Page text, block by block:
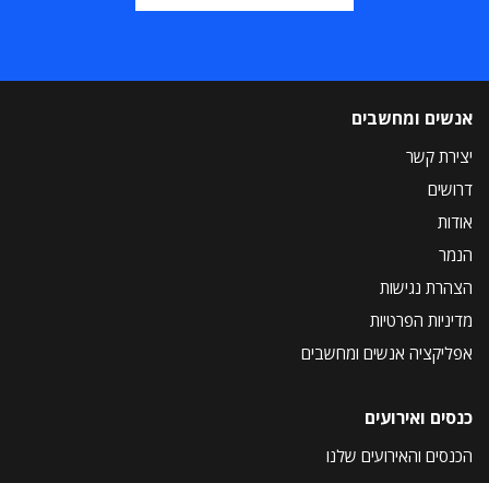
אנשים ומחשבים
יצירת קשר
דרושים
אודות
הנמר
הצהרת נגישות
מדיניות הפרטיות
אפליקציה אנשים ומחשבים
כנסים ואירועים
הכנסים והאירועים שלנו